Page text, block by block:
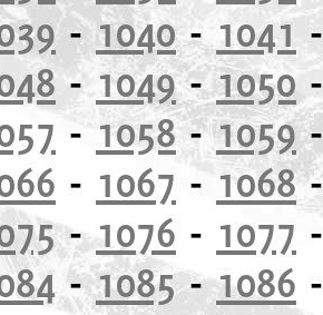
-1040- 1041
- 1049-1050
-1058-1059
- 1067 - 1068
-1076 - 1077
-1085-1086